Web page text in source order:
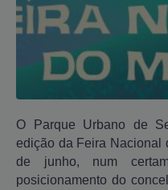
O Parque Urbano de
edição da Feira Nacional
de junho, num
posicionamento do